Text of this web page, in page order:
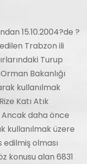
15.10.2004?de ?
Trabzon ili
Turup
Bakanlığı
kullanılmak
Katı Atık
Ancak daha önce
kullanılmak üzere
edilmiş olması
konusu alan 6831